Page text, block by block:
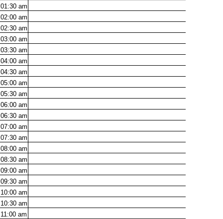
01:30 am
02:00 am
02:30 am
03:00 am
03:30 am
04:00 am
04:30 am
05:00 am
05:30 am
06:00 am
06:30 am
07:00 am
07:30 am
08:00 am
08:30 am
09:00 am
09:30 am
10:00 am
10:30 am
11:00 am